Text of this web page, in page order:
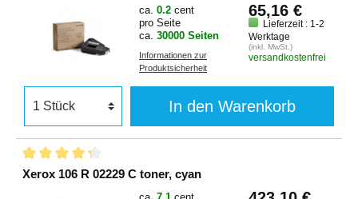
ca. 0.2 cent
pro Seite
ca. 30000 Seiten
Informationen zur
Produktsicherheit
65,16 €
Lieferzeit : 1-2
Werktage
(inkl. MwSt.)
versandkostenfrei
In den Warenkorb
Xerox 106 R 02229 C toner, cyan